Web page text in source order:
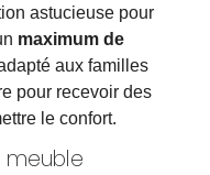
astucieuse pour
maximum de
aux familles
pour recevoir des
le confort.
meuble